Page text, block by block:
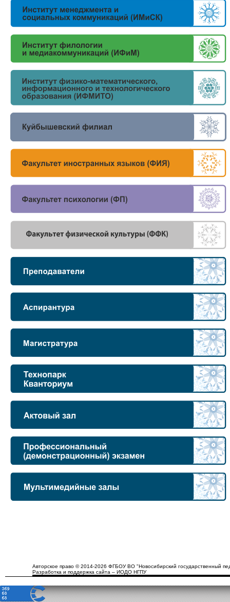
Авторское право © 2014-2026 ФГБОУ ВО "Новосибирский государственный
Разработка и поддержка сайта – ИОДО НГПУ